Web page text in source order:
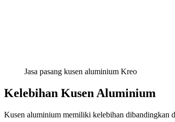
Jasa pasang kusen aluminium Kreo
Kelebihan Kusen Aluminium
Kusen aluminium memiliki kelebihan dibandingkan